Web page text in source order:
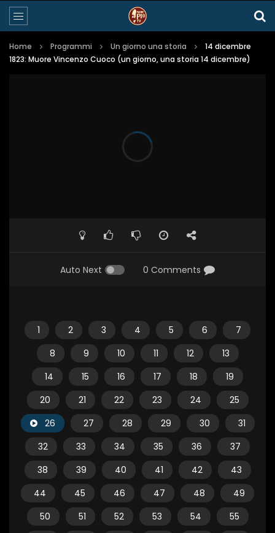
Home Programmi Un giorno una storia
14 dicembre
1823: Muore Vincenzo Cuoco (un giorno, una storia 14 dicembre)
Auto Next 0 Comments
1 2 3 4 5 6
7
8
9 10 11 12
13
14
15 16 17 18
19
20
21 22 23 24
25
26
27 28 29 30
31
32
33 34 35 36
37
38
39 40 41 42
43
44
45 46 47 48
49
50
51 52 53 54
55